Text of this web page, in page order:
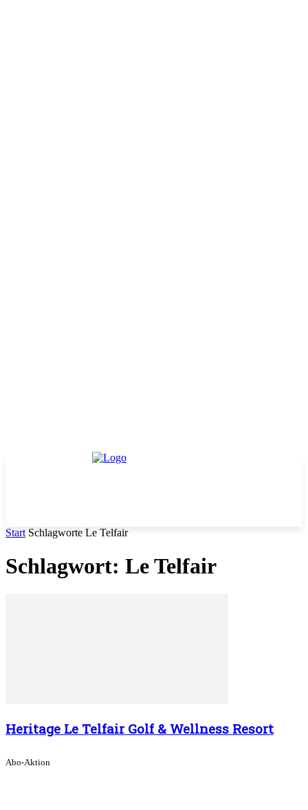
Start Schlagworte Le Telfair
Schlagwort: Le Telfair
Heritage Le Telfair Golf & Wellness Resort
Abo-Aktion